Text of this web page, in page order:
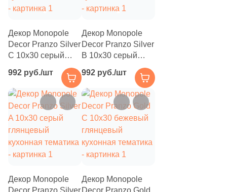
Материал
Керамическая
Из керамогранита
Из белой глины
Из красной глины
Декор Monopole
Decor Pranzo Silver
C 10x30 серый
кухонная тематика
992 руб./шт
Декор Monopole
Decor Pranzo Silver
B 10x30 серый
кухонная тематика
992 руб./шт
Декор Monopole
Decor Pranzo Silver
Декор Monopole
Decor Pranzo Gold